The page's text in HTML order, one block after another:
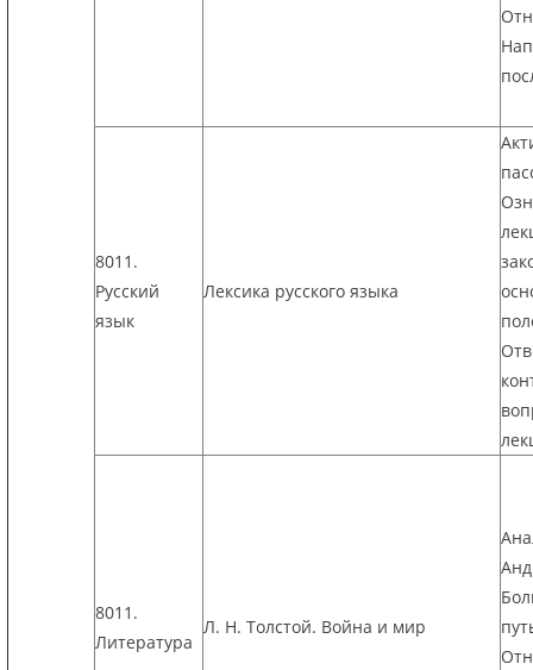
8011.
Русский
язык
Лексика русского языка
8011.
Литература
Л. Н. Толстой. Война и мир